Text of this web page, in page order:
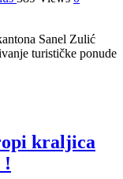
Sanel Zulić
turističke ponude
kraljica
!